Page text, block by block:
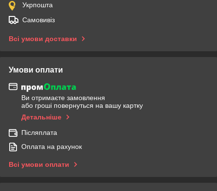
Укрпошта
Самовивіз
Всі умови доставки
Умови оплати
Ви отримаєте замовлення
або гроші повернуться на вашу картку
Детальніше
Післяплата
Оплата на рахунок
Всі умови оплати